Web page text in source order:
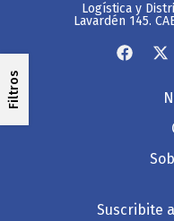
Filtros
Logística y
Lavardén 145.
Suscribite